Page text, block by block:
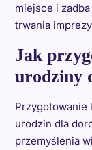
miejsce i
trwania
Jak
urodziny
Przygotowanie
urodzin dla
przemyślenia